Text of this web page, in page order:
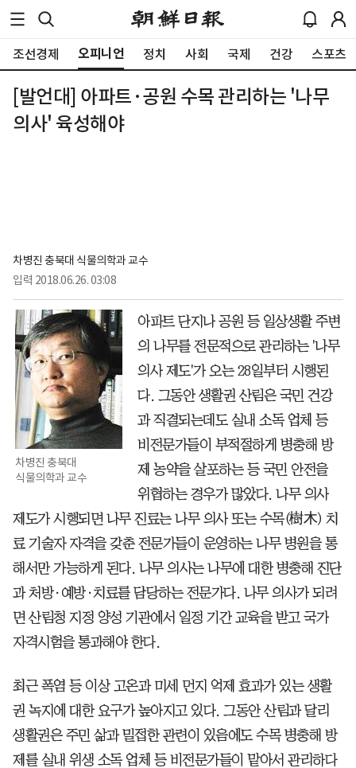
조선경제 오피니언 정치 사회 국제 건강 스포츠
[발언대] 아파트·공원 수목 관리하는 '나무
의사' 육성해야
차병진 충북대 식물의학과 교수
입력 2018.06.26. 03:08
차병진 충북대
식물의학과 교수
아파트 단지나 공원 등 일상생활 주변
의 나무를 전문적으로 관리하는 '나무
의사 제도'가 오는 28일부터 시행된
다. 그동안 생활권 산림은 국민 건강
과 직결되는데도 실내 소독 업체 등
비전문가들이 부적절하게 병충해 방
제 농약을 살포하는 등 국민 안전을
위협하는 경우가 많았다. 나무 의사
제도가 시행되면 나무 진료는 나무 의사 또는 수목(樹木) 치
료 기술자 자격을 갖춘 전문가들이 운영하는 나무 병원을 통
해서만 가능하게 된다. 나무 의사는 나무에 대한 병충해 진단
과 처방·예방·치료를 담당하는 전문가다. 나무 의사가 되려
면 산림청 지정 양성 기관에서 일정 기간 교육을 받고 국가
자격시험을 통과해야 한다.
최근 폭염 등 이상 고온과 미세 먼지 억제 효과가 있는 생활
권 녹지에 대한 요구가 높아지고 있다. 그동안 산림과 달리
생활권은 주민 삶과 밀접한 관련이 있음에도 수목 병충해 방
제를 실내 위생 소독 업체 등 비전문가들이 맡아서 관리하다